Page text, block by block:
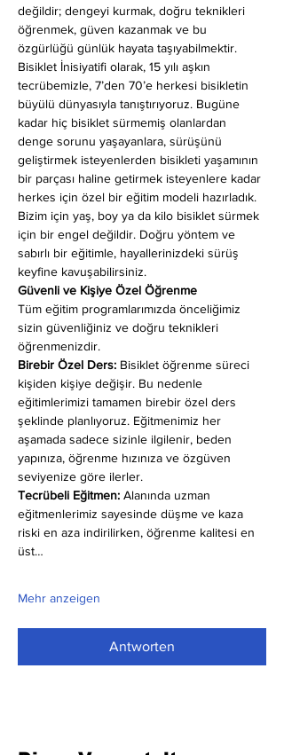
değildir; dengeyi kurmak, doğru teknikleri
öğrenmek, güven kazanmak ve bu
özgürlüğü günlük hayata taşıyabilmektir.
Bisiklet İnisiyatifi olarak, 15 yılı aşkın
tecrübemizle, 7’den 70’e herkesi bisikletin
büyülü dünyasıyla tanıştırıyoruz. Bugüne
kadar hiç bisiklet sürmemiş olanlardan
denge sorunu yaşayanlara, sürüşünü
geliştirmek isteyenlerden bisikleti yaşamının
bir parçası haline getirmek isteyenlere kadar
herkes için özel bir eğitim modeli hazırladık.
Bizim için yaş, boy ya da kilo bisiklet sürmek
için bir engel değildir. Doğru yöntem ve
sabırlı bir eğitimle, hayallerinizdeki sürüş
keyfine kavuşabilirsiniz.
Güvenli ve Kişiye Özel Öğrenme
Tüm eğitim programlarımızda önceliğimiz
sizin güvenliğiniz ve doğru teknikleri
öğrenmenizdir.
Birebir Özel Ders: Bisiklet öğrenme süreci
kişiden kişiye değişir. Bu nedenle
eğitimlerimizi tamamen birebir özel ders
şeklinde planlıyoruz. Eğitmenimiz her
aşamada sadece sizinle ilgilenir, beden
yapınıza, öğrenme hızınıza ve özgüven
seviyenize göre ilerler.
Tecrübeli Eğitmen: Alanında uzman
eğitmenlerimiz sayesinde düşme ve kaza
riski en aza indirilirken, öğrenme kalitesi en
üst…
Mehr anzeigen
Antworten